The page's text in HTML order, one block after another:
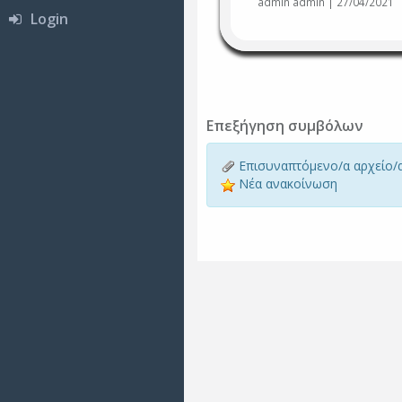
Login
Επεξήγηση συμβόλων
Επισυναπτόμενο/α αρχείο/
Νέα ανακοίνωση